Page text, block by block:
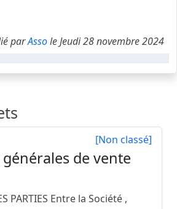
parAssole Jeudi 28 novembre 2024
[Non classé]
de vente
PARTIES Entre la Société ,